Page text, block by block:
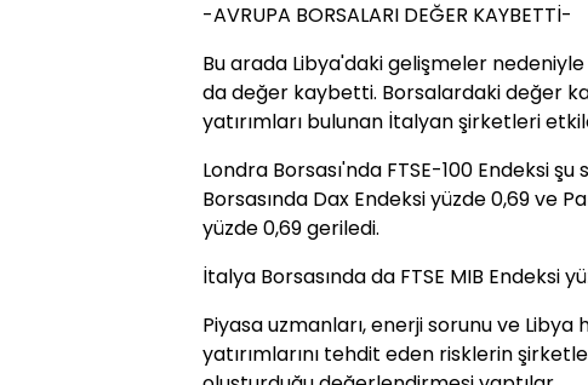
-AVRUPA BORSALARI DEĞER KAYBETTİ-
Bu arada Libya'daki gelişmeler
da değer kaybetti. Borsalardaki değer
yatırımları bulunan İtalyan şirketleri
Londra Borsası'nda FTSE-100 Endeksi
Borsasında Dax Endeksi yüzde 0,69 ve
yüzde 0,69 geriledi.
İtalya Borsasında da FTSE MIB Endeksi
Piyasa uzmanları, enerji sorunu ve
yatırımlarını tehdit eden risklerin